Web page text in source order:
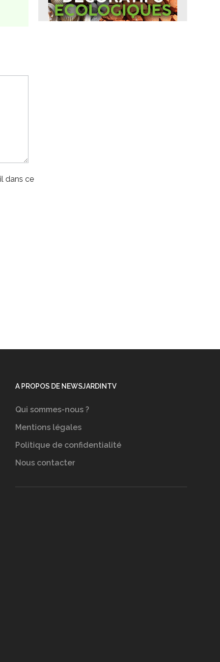
dans ce
A PROPOS DE NEWSJARDINTV
Qui sommes-nous ?
Mentions légales
Politique de confidentialité
Nous contacter